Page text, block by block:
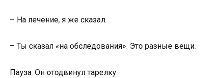
– На лечение, я же сказал.
– Ты сказал «на обследования». Это разные вещи.
Пауза. Он отодвинул тарелку.